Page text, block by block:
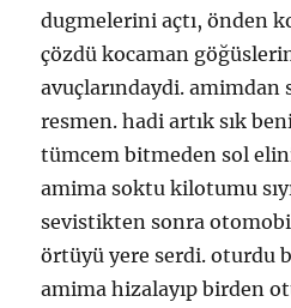
dugmelerini açtı, önden
çözdü kocaman
avuçlarındaydi. amimdan
resmen. hadi artık sık
tümcem bitmeden sol
amima soktu kilotumu
sevistikten sonra
örtüyü yere serdi. oturdu
amima hizalayıp birden